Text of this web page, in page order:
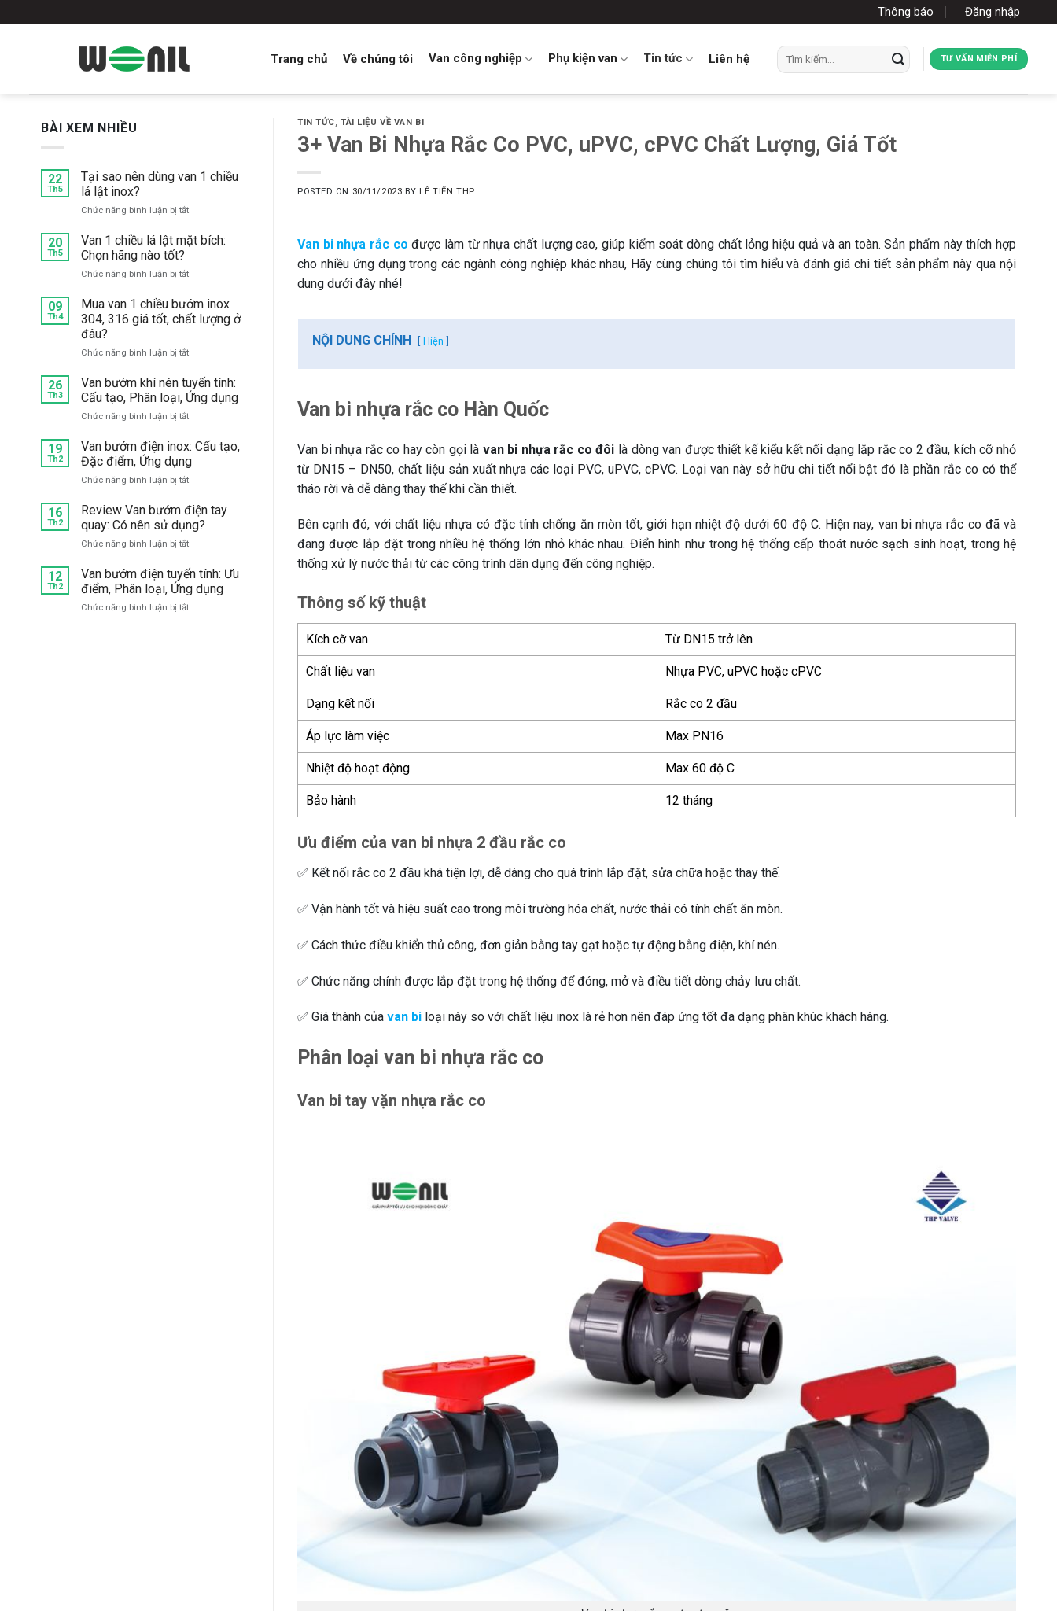
to
Thông báo Đăng nhập
Trang chủ Về chúng tôi Van công nghiệp Phụ kiện van Tin tức Liên hệ
Tìm
kiếm:
TƯ VẤN MIỄN PHÍ
BÀI XEM NHIỀU
22
Th5
Tại sao nên dùng van 1 chiều
lá lật inox?
Chức năng bình luận bị tắtở
sao
nên
van
chiều
lá
20
Th5
Van 1 chiều lá lật mặt bích:
Chọn hãng nào tốt?
Chức năng bình luận bị tắtở
1
chiều
lá
mặt
Chọn
hãng
nào
tốt?
09
Th4
Mua van 1 chiều bướm inox
304, 316 giá tốt, chất lượng ở
đâu?
Chức năng bình luận bị tắtở
van
1
chiều
bướm
304,
316
tốt,
lượng
ở
26
Th3
Van bướm khí nén tuyến tính:
Cấu tạo, Phân loại, Ứng dụng
Chức năng bình luận bị tắtở
bướm
nén
tuyến
Cấu
tạo,
loại,
dụng
19
Th2
Van bướm điện inox: Cấu tạo,
Đặc điểm, Ứng dụng
Chức năng bình luận bị tắtở
bướm
điện
inox:
Cấu
Đặc
điểm,
dụng
16
Th2
Review Van bướm điện tay
quay: Có nên sử dụng?
Chức năng bình luận bị tắtở
Van
bướm
điện
tay
12
Th2
Van bướm điện tuyến tính: Ưu
điểm, Phân loại, Ứng dụng
Chức năng bình luận bị tắtở
TIN TỨC,TÀI LIỆU VỀ VAN BI
3+ Van Bi Nhựa Rắc Co PVC, uPVC, cPVC Chất Lượng, Giá Tốt
POSTED ON 30/11/2023 BY LÊ TIẾN THP
Van bi nhựa rắc co được làm từ nhựa chất lượng cao, giúp kiểm soát dòng chất lỏng hiệu quả và an toàn. Sản phẩm này thích hợp
cho nhiều ứng dụng trong các ngành công nghiệp khác nhau, Hãy cùng chúng tôi tìm hiểu và đánh giá chi tiết sản phẩm này qua nội
dung dưới đây nhé!
NỘI DUNG CHÍNH Hiện
Van bi nhựa rắc co Hàn Quốc
Van bi nhựa rắc co hay còn gọi là van bi nhựa rắc co đôi là dòng van được thiết kế kiểu kết nối dạng lắp rắc co 2 đầu, kích cỡ nhỏ
từ DN15 – DN50, chất liệu sản xuất nhựa các loại PVC, uPVC, cPVC. Loại van này sở hữu chi tiết nổi bật đó là phần rắc co có thể
tháo rời và dễ dàng thay thế khi cần thiết.
Bên cạnh đó, với chất liệu nhựa có đặc tính chống ăn mòn tốt, giới hạn nhiệt độ dưới 60 độ C. Hiện nay, van bi nhựa rắc co đã và
đang được lắp đặt trong nhiều hệ thống lớn nhỏ khác nhau. Điển hình như trong hệ thống cấp thoát nước sạch sinh hoạt, trong hệ
thống xử lý nước thải từ các công trình dân dụng đến công nghiệp.
Thông số kỹ thuật
Kích cỡ van Từ DN15 trở lên
Chất liệu van Nhựa PVC, uPVC hoặc cPVC
Dạng kết nối Rắc co 2 đầu
Áp lực làm việc Max PN16
Nhiệt độ hoạt động Max 60 độ C
Bảo hành 12 tháng
Ưu điểm của van bi nhựa 2 đầu rắc co
✅ Kết nối rắc co 2 đầu khá tiện lợi, dễ dàng cho quá trình lắp đặt, sửa chữa hoặc thay thế.
✅ Vận hành tốt và hiệu suất cao trong môi trường hóa chất, nước thải có tính chất ăn mòn.
✅ Cách thức điều khiển thủ công, đơn giản bằng tay gạt hoặc tự động bằng điện, khí nén.
✅ Chức năng chính được lắp đặt trong hệ thống để đóng, mở và điều tiết dòng chảy lưu chất.
✅ Giá thành của van bi loại này so với chất liệu inox là rẻ hơn nên đáp ứng tốt đa dạng phân khúc khách hàng.
Phân loại van bi nhựa rắc co
Van bi tay vặn nhựa rắc co